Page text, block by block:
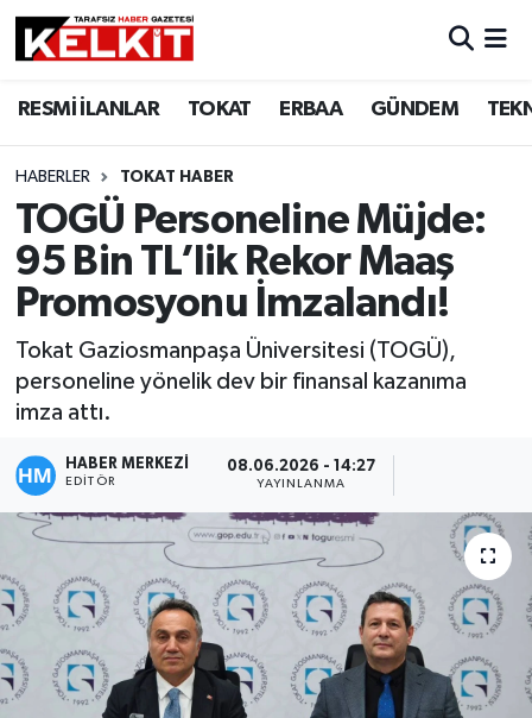
RESMİ İLANLAR TOKAT ERBAA GÜNDEM
HABERLER TOKAT HABER
TOGÜ Personeline Müjde:
95 Bin TL’lik Rekor Maaş
Promosyonu İmzalandı!
Tokat Gaziosmanpaşa Üniversitesi (TOGÜ),
personeline yönelik dev bir finansal kazanıma
imza attı.
HABER MERKEZİ
EDITÖR
08.06.2026 - 14:27
YAYINLANMA